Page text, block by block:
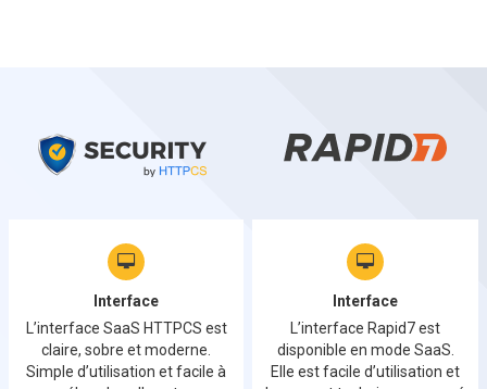
Interface
L’interface SaaS HTTPCS est
claire, sobre et moderne.
Simple d’utilisation et facile à
Interface
L’interface Rapid7 est
disponible en mode SaaS.
Elle est facile d’utilisation et